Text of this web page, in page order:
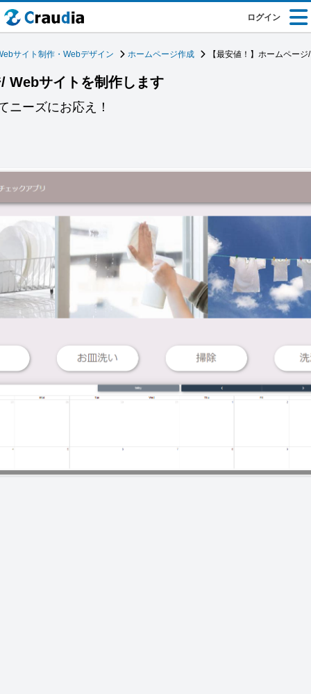
ログイン
サイト制作・Webデザイン ホームページ作成 【最安値！】ホームペー
Webサイトを制作します
ニーズにお応え！